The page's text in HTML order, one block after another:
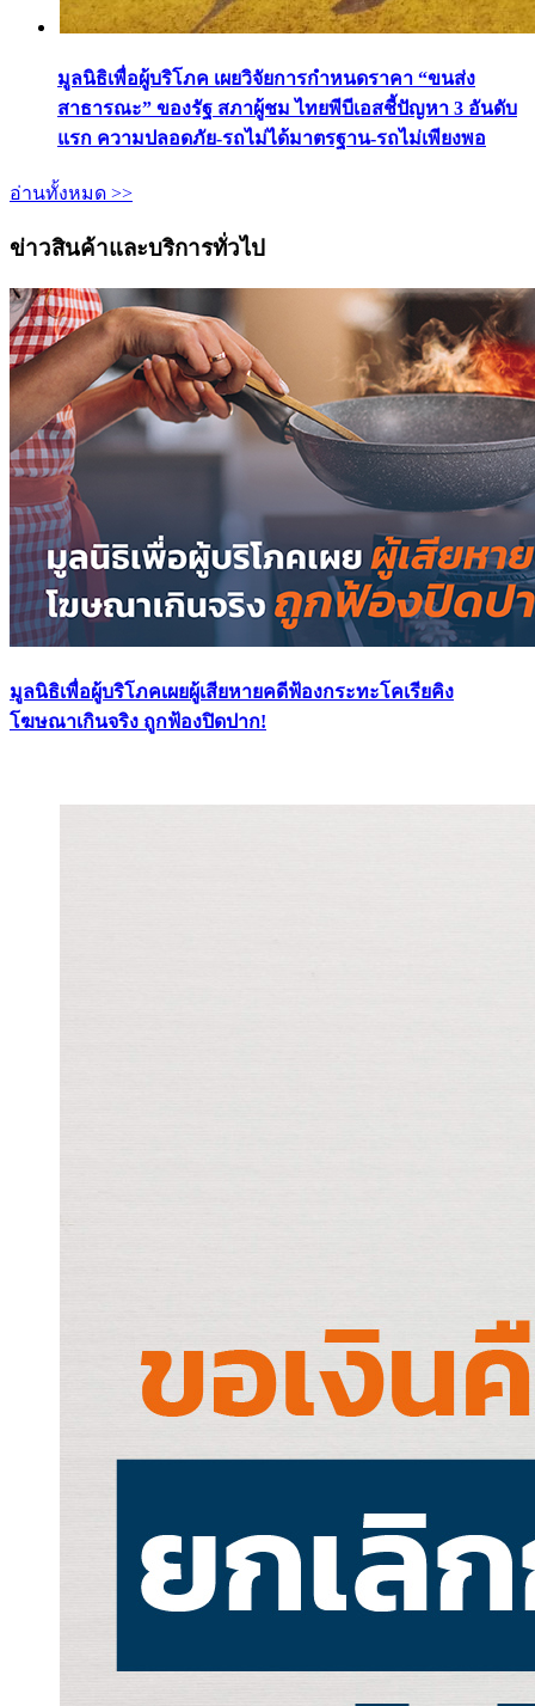
มูลนิธิเพื่อผู้บริโภค เผยวิจัยการกำหนดราคา “ขนส่ง
สาธารณะ” ของรัฐ สภาผู้ชม ไทยพีบีเอสชี้ปัญหา 3 อันดับ
แรก ความปลอดภัย-รถไม่ได้มาตรฐาน-รถไม่เพียงพอ
อ่านทั้งหมด >>
ข่าวสินค้าและบริการทั่วไป
มูลนิธิเพื่อผู้บริโภคเผยผู้เสียหายคดีฟ้องกระทะโคเรียคิง
โฆษณาเกินจริง ถูกฟ้องปิดปาก!